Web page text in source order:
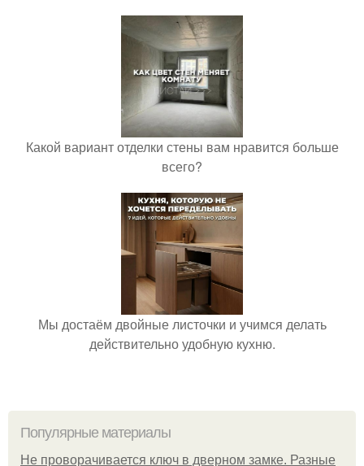
Какой вариант отделки стены вам нравится больше
всего?
Мы достаём двойные листочки и учимся делать
действительно удобную кухню.
Популярные материалы
Не проворачивается ключ в дверном замке. Разные